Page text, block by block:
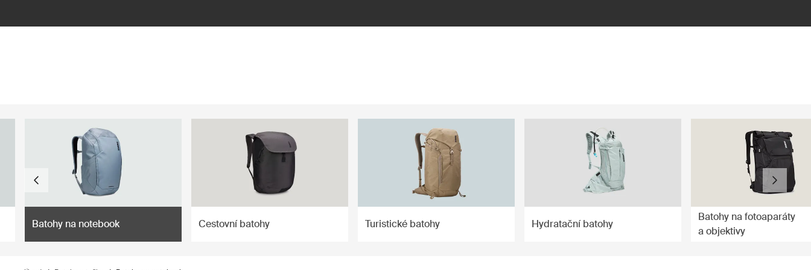
Batohy na notebook Cestovní batohy Turistické batohy Hydratační batohy
Batohy na fotoaparáty
a objektivy